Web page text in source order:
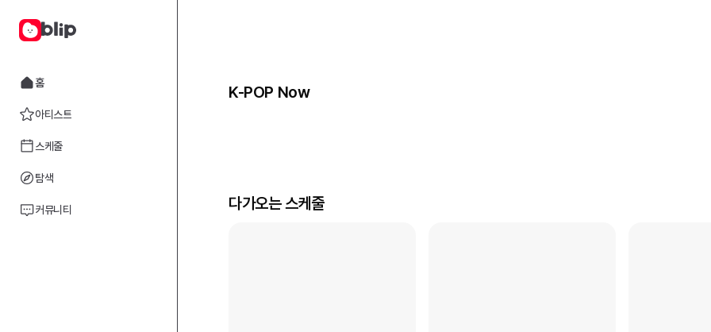
홈
아티스트
스케줄
탐색
커뮤니티
K-POP Now
다가오는 스케줄